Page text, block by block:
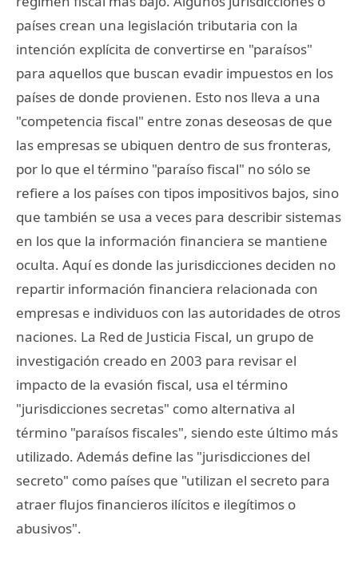
países crean una legislación tributaria con la
intención explícita de convertirse en "paraísos"
para aquellos que buscan evadir impuestos en los
países de donde provienen. Esto nos lleva a una
"competencia fiscal" entre zonas deseosas de que
las empresas se ubiquen dentro de sus fronteras,
por lo que el término "paraíso fiscal" no sólo se
refiere a los países con tipos impositivos bajos, sino
que también se usa a veces para describir sistemas
en los que la información financiera se mantiene
oculta. Aquí es donde las jurisdicciones deciden no
repartir información financiera relacionada con
empresas e individuos con las autoridades de otros
naciones. La Red de Justicia Fiscal, un grupo de
investigación creado en 2003 para revisar el
impacto de la evasión fiscal, usa el término
"jurisdicciones secretas" como alternativa al
término "paraísos fiscales", siendo este último más
utilizado. Además define las "jurisdicciones del
secreto" como países que "utilizan el secreto para
atraer flujos financieros ilícitos e ilegítimos o
abusivos".